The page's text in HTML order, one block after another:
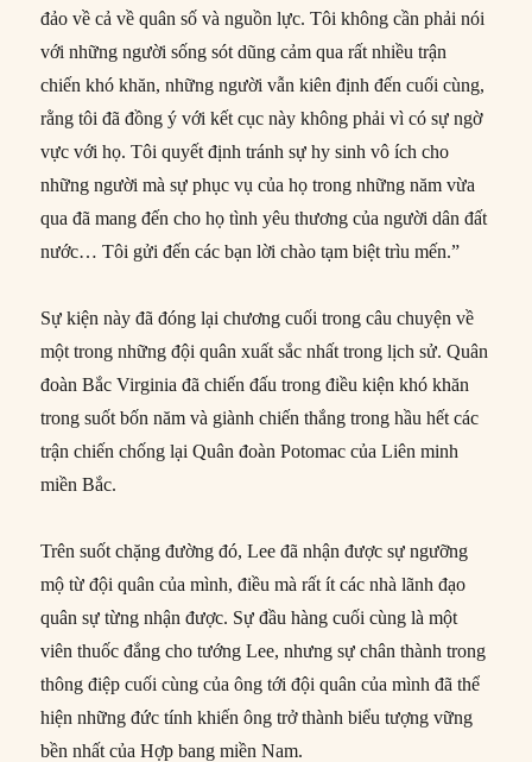
đảo về cả về quân số và nguồn lực. Tôi không cần phải nói
với những người sống sót dũng cảm qua rất nhiều trận
chiến khó khăn, những người vẫn kiên định đến cuối cùng,
rằng tôi đã đồng ý với kết cục này không phải vì có sự ngờ
vực với họ. Tôi quyết định tránh sự hy sinh vô ích cho
những người mà sự phục vụ của họ trong những năm vừa
qua đã mang đến cho họ tình yêu thương của người dân đất
nước… Tôi gửi đến các bạn lời chào tạm biệt trìu mến.”
Sự kiện này đã đóng lại chương cuối trong câu chuyện về
một trong những đội quân xuất sắc nhất trong lịch sử. Quân
đoàn Bắc Virginia đã chiến đấu trong điều kiện khó khăn
trong suốt bốn năm và giành chiến thắng trong hầu hết các
trận chiến chống lại Quân đoàn Potomac của Liên minh
miền Bắc.
Trên suốt chặng đường đó, Lee đã nhận được sự ngưỡng
mộ từ đội quân của mình, điều mà rất ít các nhà lãnh đạo
quân sự từng nhận được. Sự đầu hàng cuối cùng là một
viên thuốc đắng cho tướng Lee, nhưng sự chân thành trong
thông điệp cuối cùng của ông tới đội quân của mình đã thể
hiện những đức tính khiến ông trở thành biểu tượng vững
bền nhất của Hợp bang miền Nam.